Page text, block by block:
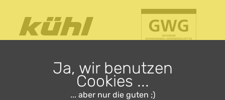
Ja, wir benutzen
Cookies ...
... aber nur die guten ;)